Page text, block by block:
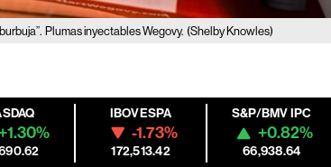
Plumas inyectables Wegovy. (Shelby Knowles)
IBOVESPA
-1.73%
172,513.42
S&P/BMV IPC
+0.82%
66,938.64